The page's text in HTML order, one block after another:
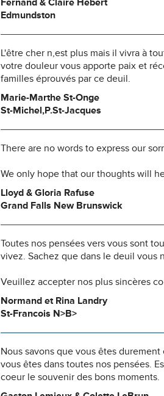
Fernand & Claire Hebert
Edmundston
L'être cher n,est plus mais il vivra à
votre douleur vous apporte paix et
familles éprouvés par ce deuil.
Marie-Marthe St-Onge
St-Michel,P.St-Jacques
There are no words to express our
We only hope that our thoughts will
Lloyd & Gloria Rafuse
Grand Falls New Brunswick
Toutes nos pensées vers vous sont
vivez. Sachez que dans le deuil vous
Veuillez accepter nos plus sincères
Normand et Rina Landry
St-Francois N>B>
Nous savons que vous êtes
vous êtes dans toutes nos pensées.
coeur le souvenir des bons moments.